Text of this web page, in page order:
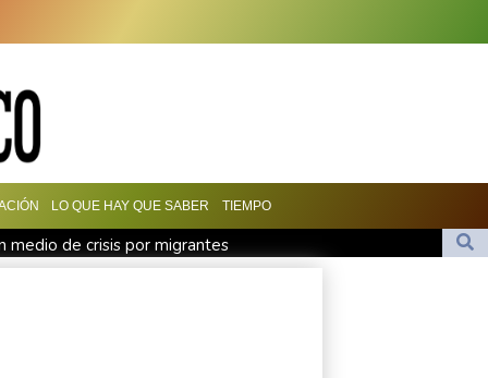
LO QUE HAY QUE SABER TIEMPO
medio de crisis por migrantes
fiscal general de EEUU
Yemen con ataques en una región petrolera